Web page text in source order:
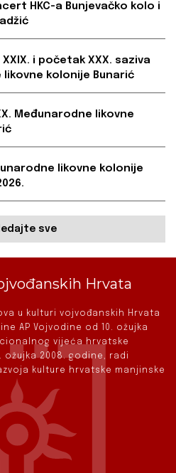
HKC-a Bunjevačko kolo i
i početak XXX. saziva
likovne kolonije Bunarić
Međunarodne likovne
likovne kolonije
sve
Hrvata
u kulturi vojvođanskih Hrvata
AP Vojvodine od 10. ožujka
vijeća hrvatske
2008. godine, radi
kulture hrvatske manjinske